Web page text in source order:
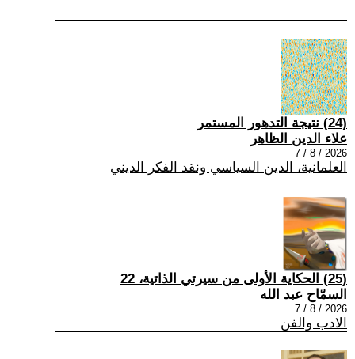
(24) نتيجة التدهور المستمر
علاء الدين الظاهر
2026 / 8 / 7
العلمانية، الدين السياسي ونقد الفكر الديني
(25) الحكاية الأولى من سيرتي الذاتية، 22
السمّاح عبد الله
2026 / 8 / 7
الادب والفن